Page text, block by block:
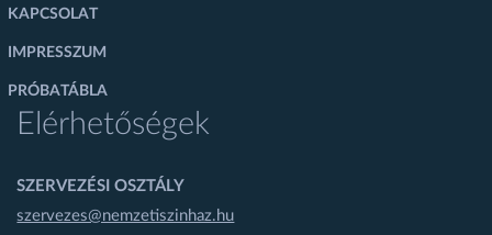
KAPCSOLAT
IMPRESSZUM
PRÓBATÁBLA
Elérhetőségek
SZERVEZÉSI OSZTÁLY
szervezes@nemzetiszinhaz.hu